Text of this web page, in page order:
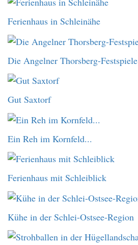
Ferienhaus in Schleinähe
Die Angelner Thorsberg-Festspiele
Gut Saxtorf
Ein Reh im Kornfeld...
Ferienhaus mit Schleiblick
Kühe in der Schlei-Ostsee-Region